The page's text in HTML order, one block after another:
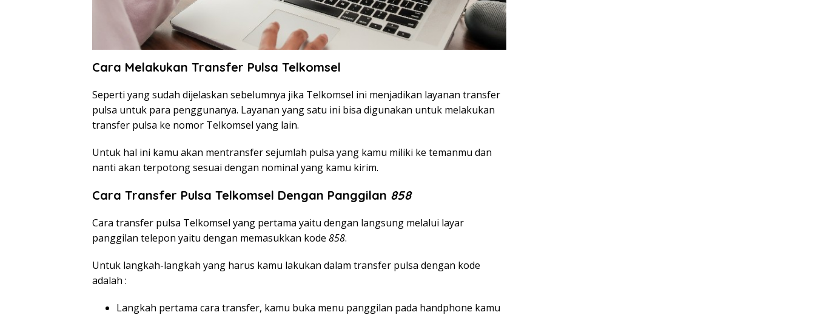
Cara Melakukan Transfer Pulsa Telkomsel
Seperti yang sudah dijelaskan sebelumnya jika Telkomsel ini menjadikan layanan transfer
pulsa untuk para penggunanya. Layanan yang satu ini bisa digunakan untuk melakukan
transfer pulsa ke nomor Telkomsel yang lain.
Untuk hal ini kamu akan mentransfer sejumlah pulsa yang kamu miliki ke temanmu dan
nanti akan terpotong sesuai dengan nominal yang kamu kirim.
Cara Transfer Pulsa Telkomsel Dengan Panggilan 858
Cara transfer pulsa Telkomsel yang pertama yaitu dengan langsung melalui layar
panggilan telepon yaitu dengan memasukkan kode 858.
Untuk langkah-langkah yang harus kamu lakukan dalam transfer pulsa dengan kode
adalah :
Langkah pertama cara transfer, kamu buka menu panggilan pada handphone kamu